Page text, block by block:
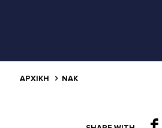
ΑΡΧΙΚΗ NAK